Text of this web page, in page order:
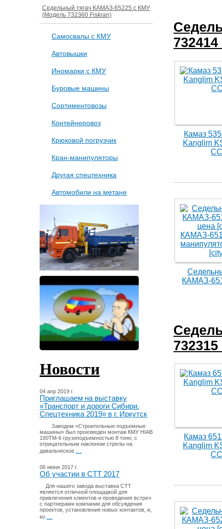
Седельный тягач КАМАЗ-65225 с КМУ
(Модель 732360 Fiskran)
Самосвалы с КМУ
Автовышки
Иномарки с КМУ
Буровые машины
Сортиментовозы
Контейнеровоз
Крюковой погрузчик
Кран-манипуляторы
Другая спецтехника
Автомобили на метане
Новости
04 апр 2019 г.
Приглашаем на выставку
«Транспорт и дороги Сибири.
Спецтехника 2019» в г. Иркутск
Заводом «Строительные подъемные
машины» был произведен монтаж КМУ HIAB
190TM-6 грузоподъемностью 8 тонн, с
отрицательным наклоном стрелы на
давальческое
06 июня 2017 г.
Об участии в СТТ 2017
Для нашего завода выставка СТТ
является отличной площадкой для
привлечения клиентов и проведения встреч
с партнерами компании для обсуждения
проектов, установления новых контактов, и,
ко
Камаз
Kanglim
КАМАЗ-
Камаз
Kanglim